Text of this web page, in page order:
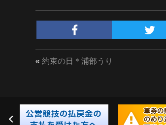
« 約束の日＊浦部うり